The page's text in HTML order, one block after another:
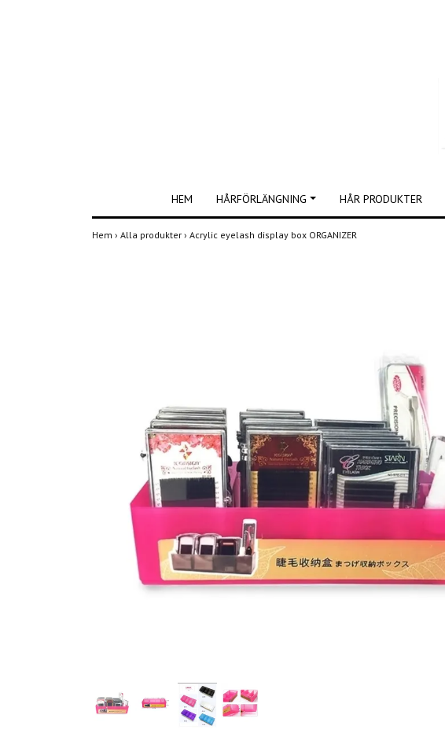
HEM HÅRFÖRLÄNGNING HÅR PRODUKTER
Hem › Alla produkter › Acrylic eyelash display box ORGANIZER